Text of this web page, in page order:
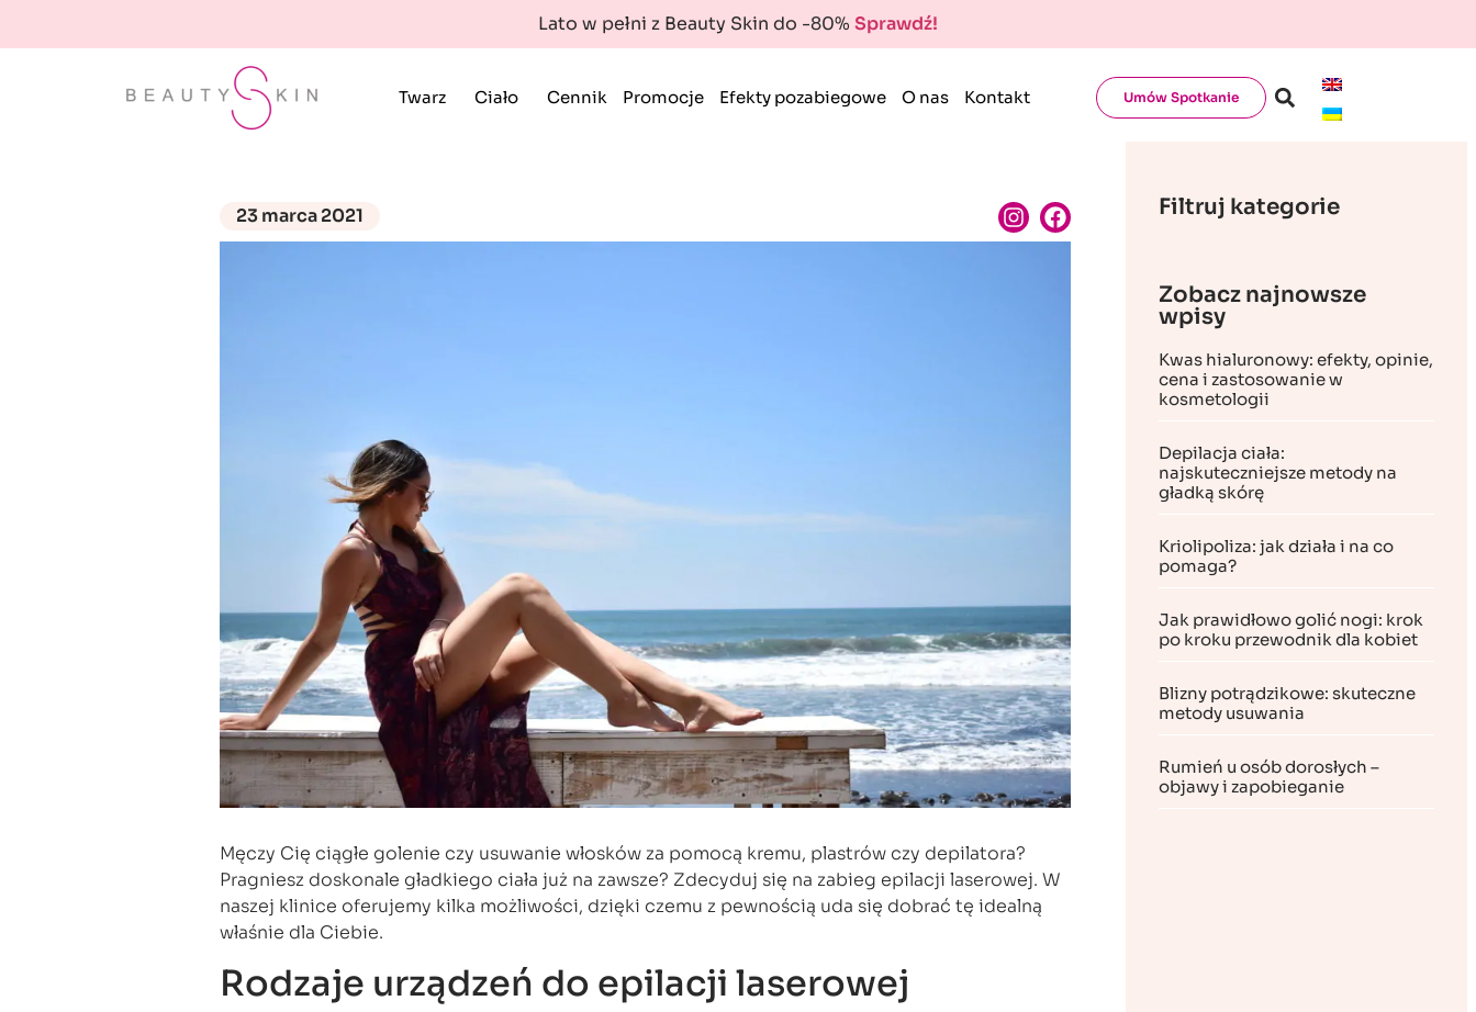
Lato w pełni z Beauty Skin do -80% Sprawdź!
Twarz Ciało Cennik Promocje Efekty pozabiegowe O nas Kontakt Umów Spotkanie
23 marca 2021
Męczy Cię ciągłe golenie czy usuwanie włosków za pomocą kremu, plastrów czy depilatora?
Pragniesz doskonale gładkiego ciała już na zawsze? Zdecyduj się na zabieg epilacji laserowej. W
naszej klinice oferujemy kilka możliwości, dzięki czemu z pewnością uda się dobrać tę idealną
właśnie dla Ciebie.
Rodzaje urządzeń do epilacji laserowej
Filtruj kategorie
Zobacz najnowsze
wpisy
Kwas hialuronowy: efekty, opinie,
cena i zastosowanie w
kosmetologii
Depilacja ciała:
najskuteczniejsze metody na
gładką skórę
Kriolipoliza: jak działa i na co
pomaga?
Jak prawidłowo golić nogi: krok
po kroku przewodnik dla kobiet
Blizny potrądzikowe: skuteczne
metody usuwania
Rumień u osób dorosłych –
objawy i zapobieganie